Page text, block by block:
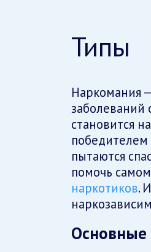
Типы
Наркомания
заболеваний
становится
победителем
пытаются
помочь
наркотиков.